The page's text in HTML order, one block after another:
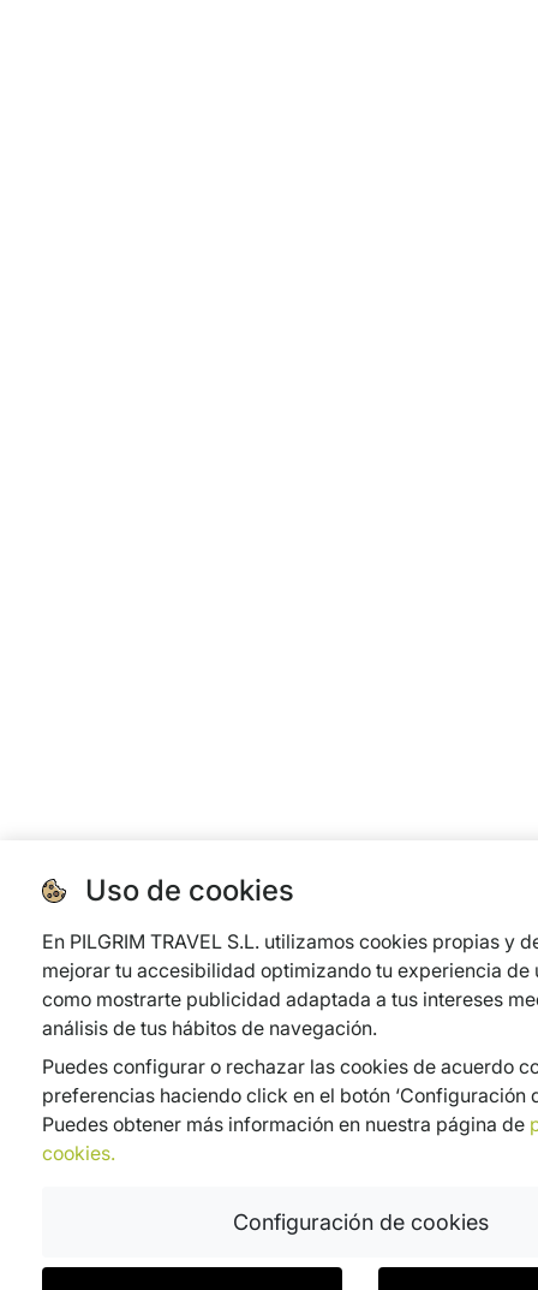
Uso de cookies
En PILGRIM TRAVEL S.L. utilizamos cookies propias y
mejorar tu accesibilidad optimizando tu experiencia de
como mostrarte publicidad adaptada a tus intereses
análisis de tus hábitos de navegación.
Puedes configurar o rechazar las cookies de acuerdo
preferencias haciendo click en el botón ‘Configuración
Puedes obtener más información en nuestra página de
cookies.
Configuración de cookies